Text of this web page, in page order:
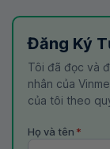
Đăng Ký
Tôi đã đọc và
nhân của
của tôi theo
Họ và tên *